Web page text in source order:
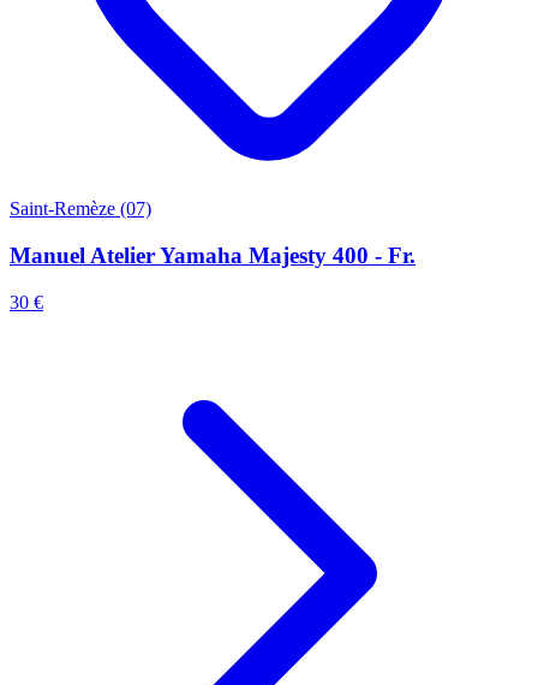
Saint-Remèze (07)
Manuel Atelier Yamaha Majesty 400 - Fr.
30 €